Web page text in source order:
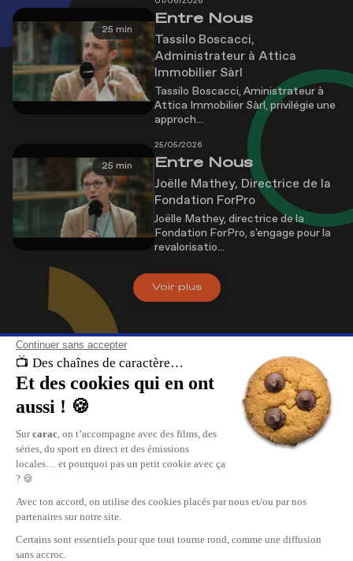
25 min
Entre Nous
Tassilo Boscacci,
Administrateur à Attica
Immobilier Sàrl
Tassilo Boscacci, Aministrateur à
Attica Immobilier Sàrl, privilégie une
approch...
25 min
25/05/2026
Entre Nous
Joëlle Mathey, Directrice de la
Fondation ForPro
Joëlle Mathey, directrice de la
Fondation ForPro, s'engage pour la
revalorisatio...
Voirplus
À propos de nous
carac , les chaînes de caractère. Retrouvez le meilleur du divertissement,
Replay de vos émissions favorites, reportages, cinéma, tout ce qui se
en Suisse Romande est sur carac.tv.
carac, les plus grandes chaînes privées TV de Suisse Romande.
Nous contacter
Carac Media SA
CH-1205 Genève
Publicité
Recevoir carac chez vous